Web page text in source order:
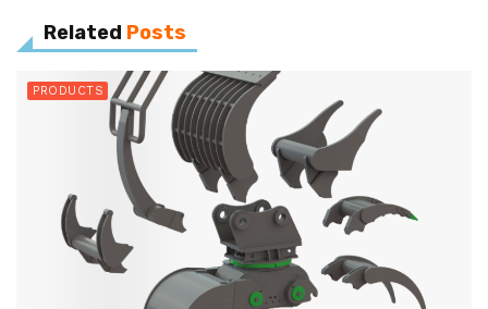
Related Posts
PRODUCTS